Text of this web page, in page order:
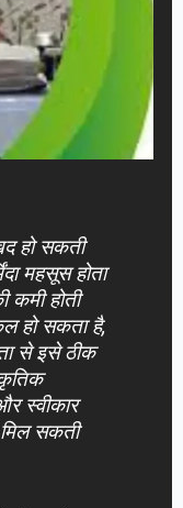
हो सकती
महसूस होता
होती
हो सकता है,
से इसे ठीक
स्वीकार
सकती